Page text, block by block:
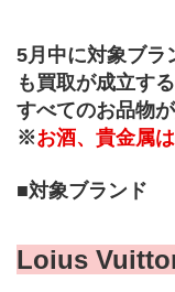
5月中に対象ブラ
も買取が成立す
すべてのお品物が
※お酒、貴金属
■対象ブランド
Loius